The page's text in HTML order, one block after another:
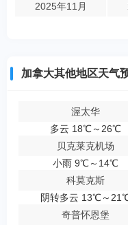
2025年11月
加拿大其他地区天气
渥太华
多云 18℃～26℃
贝克莱克机场
小雨 9℃～14℃
科莫克斯
阴转多云 13℃～
奇普怀恩堡